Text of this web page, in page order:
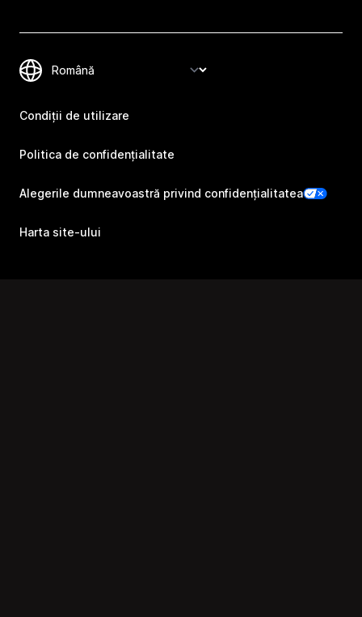
Condiții de utilizare
Politica de confidențialitate
Alegerile dumneavoastră privind confidențialitatea
Harta site-ului